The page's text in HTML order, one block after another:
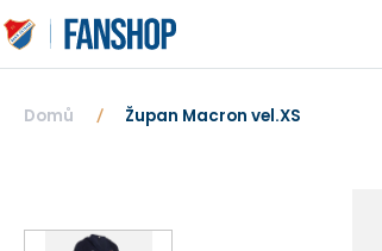
Domů / Župan Macron vel.XS